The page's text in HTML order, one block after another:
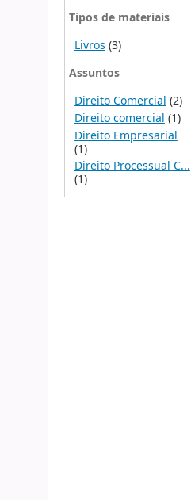
Tipos de materiais
Livros (3)
Assuntos
Direito Comercial (2)
Direito comercial (1)
Direito Empresarial
(1)
Direito Processual C...
(1)